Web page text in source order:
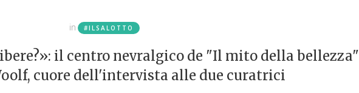
in #ILSALOTTO
il centro nevralgico de "Il mito della bellezza"
cuore dell'intervista alle due curatrici